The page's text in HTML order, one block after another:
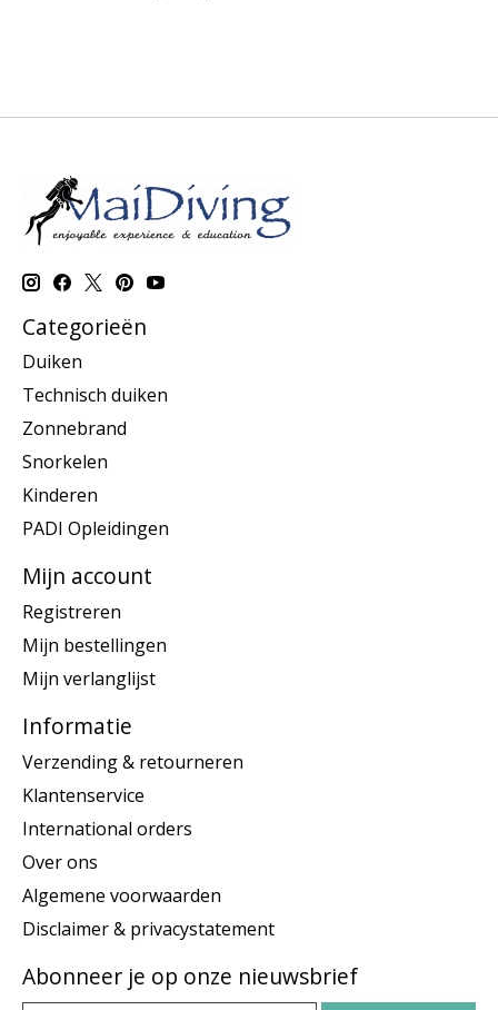
Categorieën
Duiken
Technisch duiken
Zonnebrand
Snorkelen
Kinderen
PADI Opleidingen
Mijn account
Registreren
Mijn bestellingen
Mijn verlanglijst
Informatie
Verzending & retourneren
Klantenservice
International orders
Over ons
Algemene voorwaarden
Disclaimer & privacystatement
Abonneer je op onze nieuwsbrief